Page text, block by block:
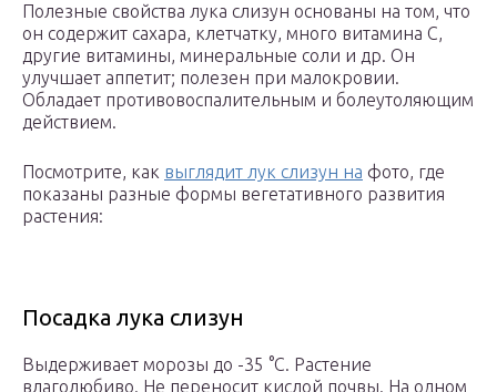
Полезные свойства лука слизун основаны на том, что
он содержит сахара, клетчатку, много витамина С,
другие витамины, минеральные соли и др. Он
улучшает аппетит; полезен при малокровии.
Обладает противовоспалительным и болеутоляющим
действием.
Посмотрите, как выглядит лук слизун на фото, где
показаны разные формы вегетативного развития
растения:
Посадка лука слизун
Выдерживает морозы до -35 °С. Растение
влаголюбиво. Не переносит кислой почвы. На одном